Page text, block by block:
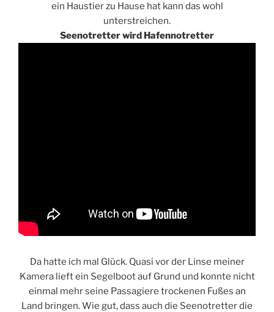
ein Haustier zu Hause hat kann das wohl
unterstreichen.
Seenotretter wird Hafennotretter
Da hatte ich mal Glück. Quasi vor der Linse meiner
Kamera lieft ein Segelboot auf Grund und konnte nicht
einmal mehr seine Passagiere trockenen Fußes an
Land bringen. Wie gut, dass auch die Seenotretter die